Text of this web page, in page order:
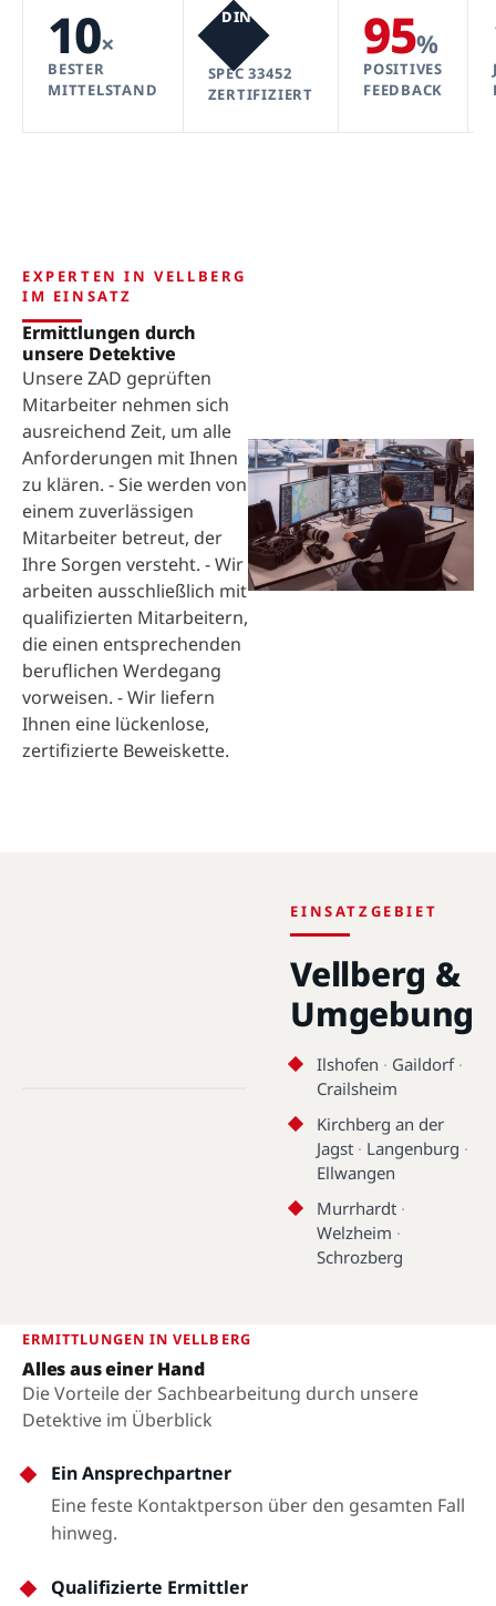
10×
BESTER
MITTELSTAND
DIN
SPEC 33452
ZERTIFIZIERT
95%
POSITIVES
FEEDBACK
EXPERTEN IN VELLBERG
IM EINSATZ
Ermittlungen durch
unsere Detektive
Unsere ZAD geprüften
Mitarbeiter nehmen sich
ausreichend Zeit, um alle
Anforderungen mit Ihnen
zu klären. - Sie werden von
einem zuverlässigen
Mitarbeiter betreut, der
Ihre Sorgen versteht. - Wir
arbeiten ausschließlich mit
qualifizierten Mitarbeitern,
die einen entsprechenden
beruflichen Werdegang
vorweisen. - Wir liefern
Ihnen eine lückenlose,
zertifizierte Beweiskette.
EINSATZGEBIET
Vellberg &
Umgebung
Ilshofen · Gaildorf·
Crailsheim
Kirchberg an der
Jagst · Langenburg ·
Ellwangen
Murrhardt ·
Welzheim ·
Schrozberg
ERMITTLUNGEN IN VELLBERG
Alles aus einer Hand
Die Vorteile der Sachbearbeitung durch unsere
Detektive im Überblick
Ein Ansprechpartner
Eine feste Kontaktperson über den gesamten Fall
hinweg.
Qualifizierte Ermittler